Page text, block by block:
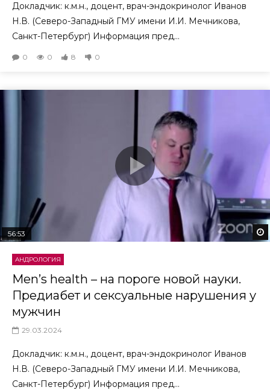
Докладчик: к.м.н., доцент, врач-эндокринолог Иванов
Н.В. (Северо-Западный ГМУ имени И.И. Мечникова,
Санкт-Петербург) Информация пред...
0 0 8 0
56:53
АНДРОЛОГИЯ
Men’s health – на пороге новой науки.
Предиабет и сексуальные нарушения у
мужчин
29.03.2024
Докладчик: к.м.н., доцент, врач-эндокринолог Иванов
Н.В. (Северо-Западный ГМУ имени И.И. Мечникова,
Санкт-Петербург) Информация пред...